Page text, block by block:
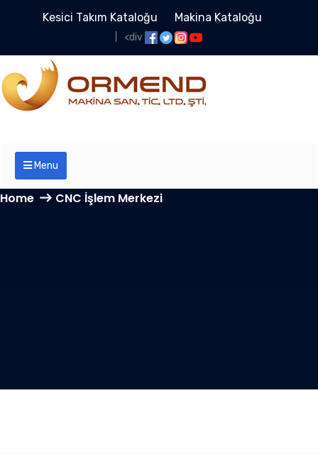
Kesici Takım Kataloğu Makina Kataloğu
<div
Menu
Home CNC İşlem Merkezi